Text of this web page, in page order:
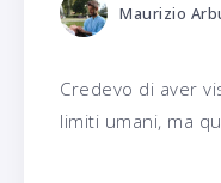
Maurizio
Credevo di aver
limiti umani, ma